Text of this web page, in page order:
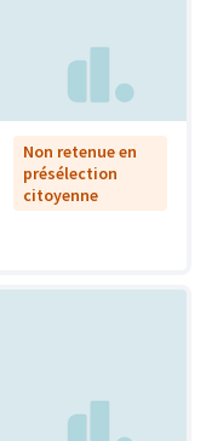
Non retenue en
présélection
citoyenne